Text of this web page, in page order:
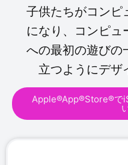
子供たちがコンピ
になり、コンピュ
への最初の遊びの
立つようにデザ
Apple®App®Store®で